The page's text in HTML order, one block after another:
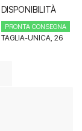
DISPONIBILITÀ
PRONTA CONSEGNA
TAGLIA-UNICA, 26